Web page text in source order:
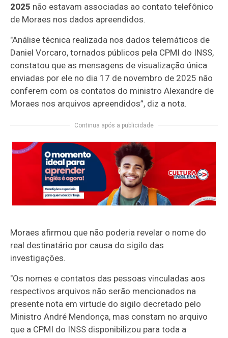
2025 não estavam associadas ao contato telefônico
de Moraes nos dados apreendidos.
"Análise técnica realizada nos dados telemáticos de
Daniel Vorcaro, tornados públicos pela CPMI do INSS,
constatou que as mensagens de visualização única
enviadas por ele no dia 17 de novembro de 2025 não
conferem com os contatos do ministro Alexandre de
Moraes nos arquivos apreendidos”, diz a nota.
Continua após a publicidade
Moraes afirmou que não poderia revelar o nome do
real destinatário por causa do sigilo das
investigações.
"Os nomes e contatos das pessoas vinculadas aos
respectivos arquivos não serão mencionados na
presente nota em virtude do sigilo decretado pelo
Ministro André Mendonça, mas constam no arquivo
que a CPMI do INSS disponibilizou para toda a